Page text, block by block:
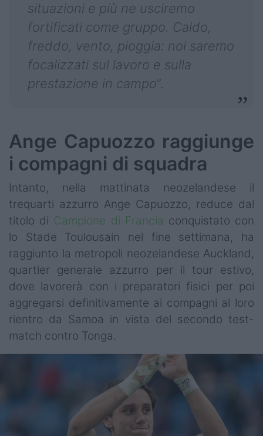
situazioni e più ne usciremo
fortificati come gruppo. Caldo,
freddo, vento, pioggia: noi saremo
focalizzati sul lavoro e sulla
prestazione in campo”.
Ange Capuozzo raggiunge
i compagni di squadra
Intanto, nella mattinata neozelandese il
trequarti azzurro Ange Capuozzo, reduce dal
titolo di Campione di Francia conquistato con
lo Stade Toulousain nel fine settimana, ha
raggiunto la metropoli neozelandese Auckland,
quartier generale azzurro per il tour estivo,
dove lavorerà con i preparatori fisici per poi
aggregarsi definitivamente ai compagni al loro
rientro da Samoa in vista del secondo test-
match contro Tonga.